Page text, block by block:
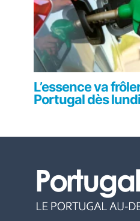
L’essence va
Portugal dès lundi